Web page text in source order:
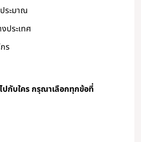
ระมาณ
ประเทศ
ร
ปกับใคร กรุณาเลือกทุกข้อที่